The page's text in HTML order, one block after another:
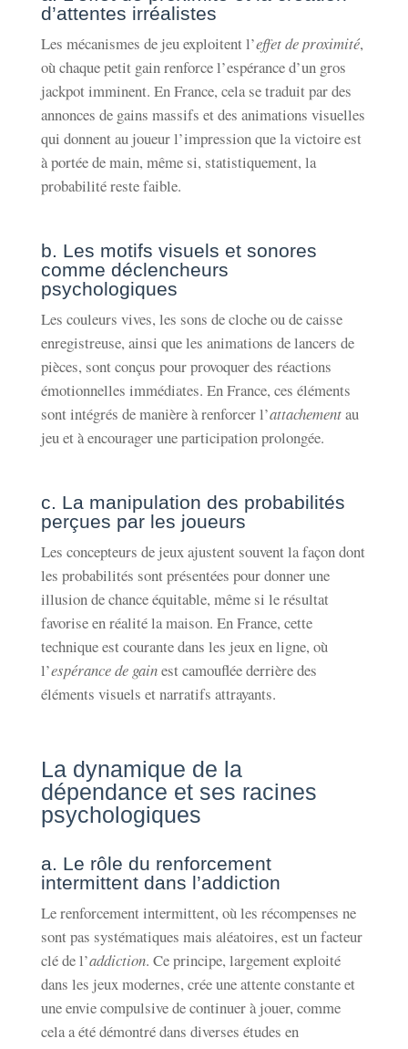
d’attentes irréalistes
Les mécanismes de jeu exploitent l’effet de proximité,
où chaque petit gain renforce l’espérance d’un gros
jackpot imminent. En France, cela se traduit par des
annonces de gains massifs et des animations visuelles
qui donnent au joueur l’impression que la victoire est
à portée de main, même si, statistiquement, la
probabilité reste faible.
b. Les motifs visuels et sonores
comme déclencheurs
psychologiques
Les couleurs vives, les sons de cloche ou de caisse
enregistreuse, ainsi que les animations de lancers de
pièces, sont conçus pour provoquer des réactions
émotionnelles immédiates. En France, ces éléments
sont intégrés de manière à renforcer l’attachementau
jeu et à encourager une participation prolongée.
c. La manipulation des probabilités
perçues par les joueurs
Les concepteurs de jeux ajustent souvent la façon dont
les probabilités sont présentées pour donner une
illusion de chance équitable, même si le résultat
favorise en réalité la maison. En France, cette
technique est courante dans les jeux en ligne, où
l’espérance de gainest camouflée derrière des
éléments visuels et narratifs attrayants.
La dynamique de la
dépendance et ses racines
psychologiques
a. Le rôle du renforcement
intermittent dans l’addiction
Le renforcement intermittent, où les récompenses ne
sont pas systématiques mais aléatoires, est un facteur
clé de l’addiction. Ce principe, largement exploité
dans les jeux modernes, crée une attente constante et
une envie compulsive de continuer à jouer, comme
cela a été démontré dans diverses études en